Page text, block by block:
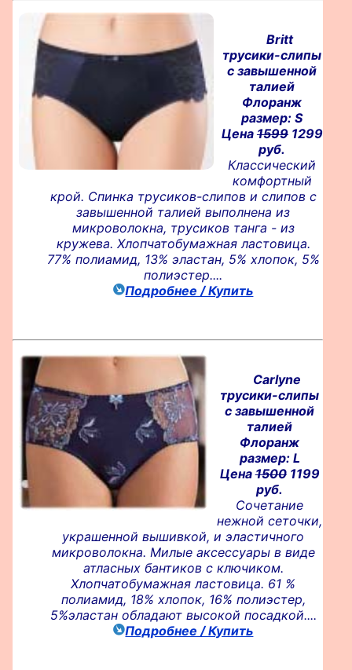
Britt
трусики-слипы
с завышенной
талией
Флоранж
размер: S
Цена 15991299
руб.
Классический
комфортный
крой. Спинка трусиков-слипов и слипов с
завышенной талией выполнена из
микроволокна, трусиков танга - из
кружева. Хлопчатобумажная ластовица.
77% полиамид, 13% эластан, 5% хлопок, 5%
полиэстер....
Подробнее / Купить
Carlyne
трусики-слипы
с завышенной
талией
Флоранж
размер: L
Цена15001199
руб.
Сочетание
нежной сеточки,
украшенной вышивкой, и эластичного
микроволокна. Милые аксессуары в виде
атласных бантиков с ключиком.
Хлопчатобумажная ластовица. 61 %
полиамид, 18% хлопок, 16% полиэстер,
5%эластан обладают высокой посадкой....
Подробнее / Купить